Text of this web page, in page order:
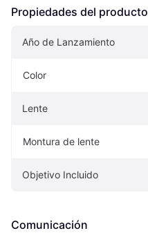
Propiedades del producto
Año de Lanzamiento
Color
Lente
Montura de lente
Objetivo Incluido
Comunicación